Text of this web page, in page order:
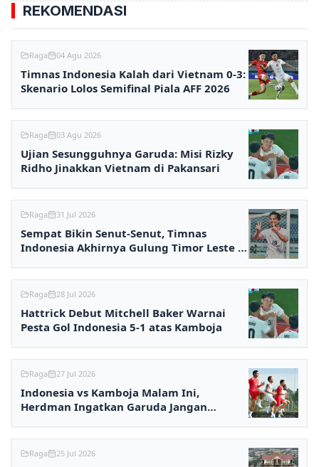
REKOMENDASI
Raga 04 Agu 2026
Timnas Indonesia Kalah dari Vietnam 0-3:
Skenario Lolos Semifinal Piala AFF 2026
Raga 03 Agu 2026
Ujian Sesungguhnya Garuda: Misi Rizky
Ridho Jinakkan Vietnam di Pakansari
Raga 31 Jul 2026
Sempat Bikin Senut-Senut, Timnas
Indonesia Akhirnya Gulung Timor Leste 3-
Raga 28 Jul 2026
Hattrick Debut Mitchell Baker Warnai
Pesta Gol Indonesia 5-1 atas Kamboja
Raga 27 Jul 2026
Indonesia vs Kamboja Malam Ini,
Herdman Ingatkan Garuda Jangan
Raga 25 Jul 2026